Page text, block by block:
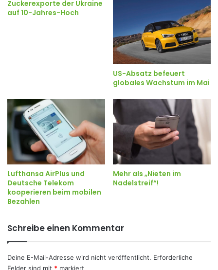
Zuckerexporte der Ukraine
auf 10-Jahres-Hoch
US-Absatz befeuert
globales Wachstum im Mai
Lufthansa AirPlus und
Deutsche Telekom
kooperieren beim mobilen
Bezahlen
Mehr als „Nieten im
Nadelstreif“!
Schreibe einen Kommentar
Deine E-Mail-Adresse wird nicht veröffentlicht. Erforderliche
Felder sind mit * markiert